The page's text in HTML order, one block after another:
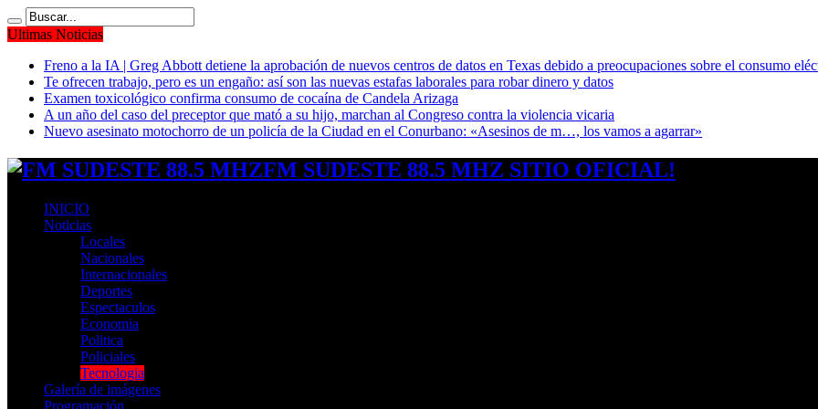
Ultimas Noticias
Freno a la IA | Greg Abbott detiene la aprobación de nuevos centros de datos en Texas debido a preocupaciones sobre el consumo
Te ofrecen trabajo, pero es un engaño: así son las nuevas estafas laborales para robar dinero y datos
Examen toxicológico confirma consumo de cocaína de Candela Arizaga
A un año del caso del preceptor que mató a su hijo, marchan al Congreso contra la violencia vicaria
Nuevo asesinato motochorro de un policía de la Ciudad en el Conurbano: «Asesinos de m…, los vamos a agarrar»
FM SUDESTE 88.5 MHZ SITIO OFICIAL!
INICIO
Noticias
Locales
Nacionales
Internacionales
Deportes
Espectaculos
Economia
Politica
Policiales
Tecnologia
Galería de imágenes
Programación